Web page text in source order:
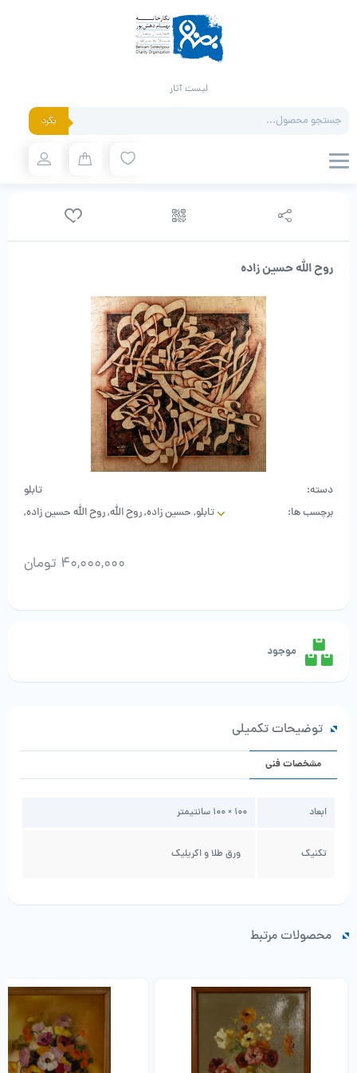
لیست آثار
search بگرد
روح الله حسین زاده
دسته:
تابلو
برچسب ها:
تابلو, حسین زاده,روح الله,روح الله حسین زاده,
40,000,000 تومان
حسین
زاده
عدد
موجود
توضیحات تکمیلی
مشخصات فنی
ابعاد 100 × 100 سانتیمتر
تکنیک ورق طلا و اکریلیک
محصولات مرتبط